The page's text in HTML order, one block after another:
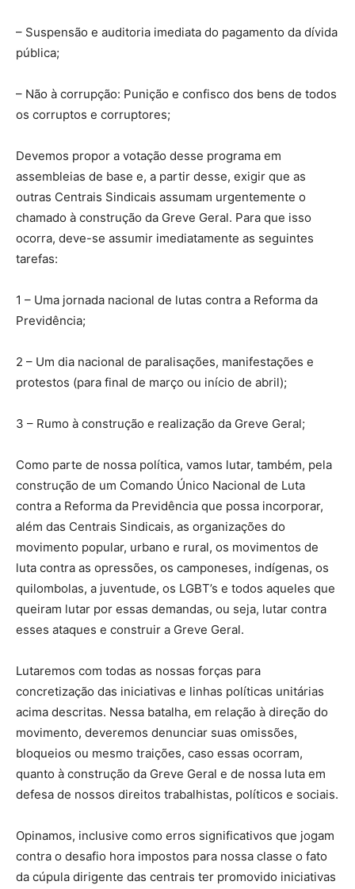
– Suspensão e auditoria imediata do pagamento da dívida
pública;
– Não à corrupção: Punição e confisco dos bens de todos
os corruptos e corruptores;
Devemos propor a votação desse programa em
assembleias de base e, a partir desse, exigir que as
outras Centrais Sindicais assumam urgentemente o
chamado à construção da Greve Geral. Para que isso
ocorra, deve-se assumir imediatamente as seguintes
tarefas:
1 – Uma jornada nacional de lutas contra a Reforma da
Previdência;
2 – Um dia nacional de paralisações, manifestações e
protestos (para final de março ou início de abril);
3 – Rumo à construção e realização da Greve Geral;
Como parte de nossa política, vamos lutar, também, pela
construção de um Comando Único Nacional de Luta
contra a Reforma da Previdência que possa incorporar,
além das Centrais Sindicais, as organizações do
movimento popular, urbano e rural, os movimentos de
luta contra as opressões, os camponeses, indígenas, os
quilombolas, a juventude, os LGBT’s e todos aqueles que
queiram lutar por essas demandas, ou seja, lutar contra
esses ataques e construir a Greve Geral.
Lutaremos com todas as nossas forças para
concretização das iniciativas e linhas políticas unitárias
acima descritas. Nessa batalha, em relação à direção do
movimento, deveremos denunciar suas omissões,
bloqueios ou mesmo traições, caso essas ocorram,
quanto à construção da Greve Geral e de nossa luta em
defesa de nossos direitos trabalhistas, políticos e sociais.
Opinamos, inclusive como erros significativos que jogam
contra o desafio hora impostos para nossa classe o fato
da cúpula dirigente das centrais ter promovido iniciativas